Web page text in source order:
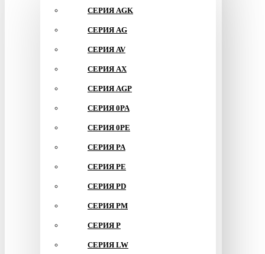
СЕРИЯ AGK
СЕРИЯ AG
СЕРИЯ AV
СЕРИЯ AX
СЕРИЯ AGP
СЕРИЯ 0PA
СЕРИЯ 0PE
СЕРИЯ PA
СЕРИЯ PE
СЕРИЯ PD
СЕРИЯ PM
СЕРИЯ P
СЕРИЯ LW